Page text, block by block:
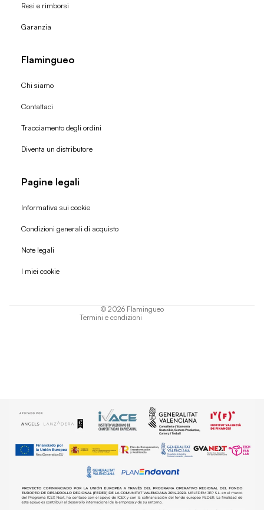
Resi e rimborsi
Garanzia
Flamingueo
Chi siamo
Contattaci
Tracciamento degli ordini
Diventa un distributore
Pagine legali
Informativa sui cookie
Condizioni generali di acquisto
Note legali
I miei cookie
© 2026 Flamingueo
Termini e condizioni
Politica di rimborso